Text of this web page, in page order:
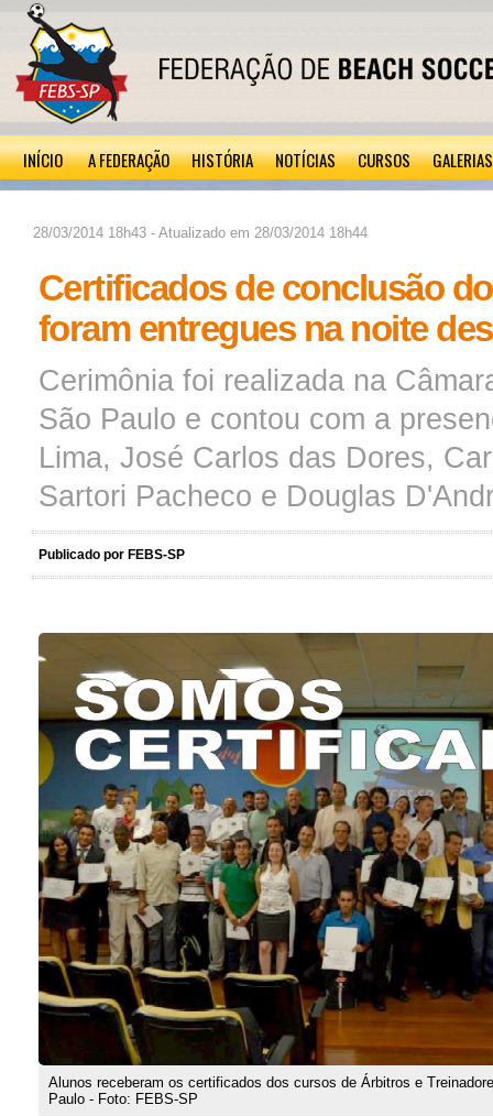
INÍCIO A FEDERAÇÃO HISTÓRIA NOTÍCIAS CURSOS GALERIAS
28/03/2014 18h43 - Atualizado em 28/03/2014 18h44
Certificados de conclusão
foram entregues na noite
Cerimônia foi realizada na
São Paulo e contou com a
Lima, José Carlos das Dores,
Sartori Pacheco e Douglas
Publicado por FEBS-SP
Alunos receberam os certificados dos cursos de Árbitros e
Paulo - Foto: FEBS-SP